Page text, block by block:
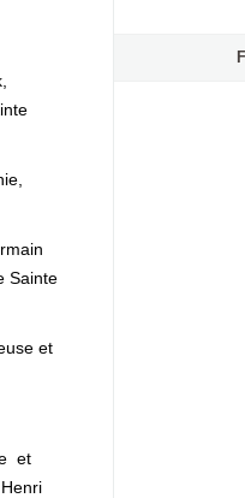
Sainte
et
et